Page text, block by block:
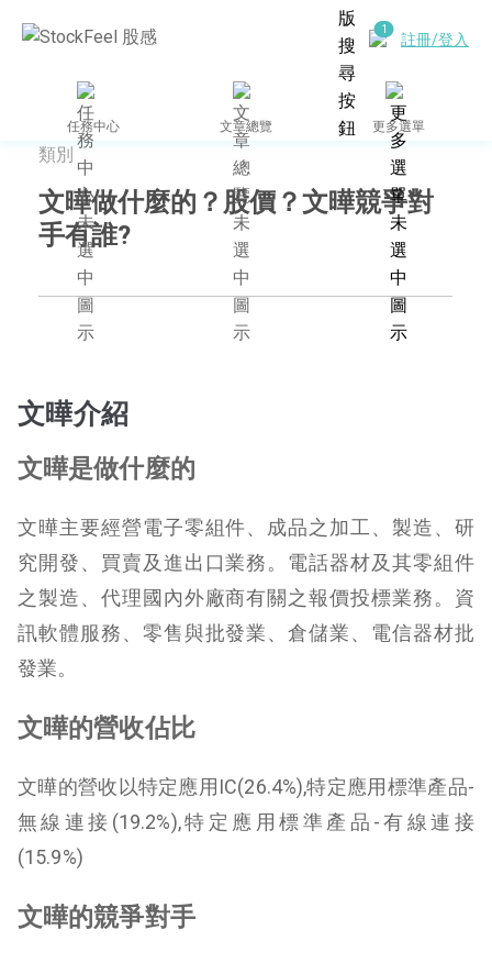
註冊/登入
任務中心 文章總覽 更多選單
類別
文曄做什麼的？股價？文曄競爭對
手有誰?
文曄介紹
文曄是做什麼的
文曄主要經營電子零組件、成品之加工、製造、研
究開發、買賣及進出口業務。電話器材及其零組件
之製造、代理國內外廠商有關之報價投標業務。資
訊軟體服務、零售與批發業、倉儲業、電信器材批
發業。
文曄的營收佔比
文曄的營收以特定應用IC(26.4%),特定應用標準產品-
無線連接(19.2%),特定應用標準產品-有線連接
(15.9%)
文曄的競爭對手